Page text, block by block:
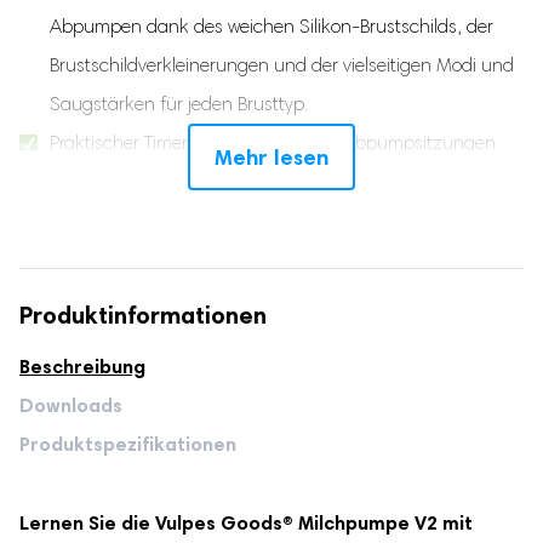
Abpumpen dank des weichen Silikon-Brustschilds, der
Brustschildverkleinerungen und der vielseitigen Modi und
Saugstärken für jeden Brusttyp.
Praktischer Timer: Verwalten Sie Ihre Abpumpsitzungen
einfach mit der praktischen Timerfunktion für eine
Verschiedene Modi: Entdecken Sie den
Massage-/Stimulation-, Pump-, 2-in-1- und Doppel-
Frequenzmodus für anpassbare Abpumprhythmen und -
Zusätzliche Brustschildverkleinerer: Mit den mitgelieferten
Mehr lesen
Produktinformationen
Beschreibung
Downloads
Produktspezifikationen
Lernen Sie die Vulpes Goods® Milchpumpe V2 mit